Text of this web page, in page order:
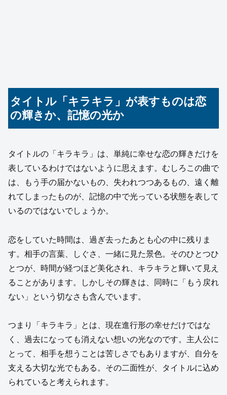
タイトル「キラキラ」が表すものは恋
の輝きか、記憶の光か
タイトルの「キラキラ」は、単純に幸せな恋の輝きだけを
表しているわけではないように思えます。むしろこの曲で
は、もう手の届かないもの、失われつつあるもの、遠く離
れてしまったものが、記憶の中で光っている状態を表して
いるのではないでしょうか。
恋をしていた時間は、過ぎ去ったあとも心の中に残りま
す。相手の言葉、しぐさ、一緒に見た景色。そのひとつひ
とつが、時間が経つほど美化され、キラキラと輝いて見え
ることがあります。しかしその輝きは、同時に「もう戻れ
ない」という切なさも含んでいます。
つまり「キラキラ」とは、現在進行形の幸せだけではな
く、過去になっても消えない想いの光なのです。主人公に
とって、相手を想うことは苦しさでもありますが、自分を
支える大切な光でもある。その二面性が、タイトルに込め
られていると考えられます。